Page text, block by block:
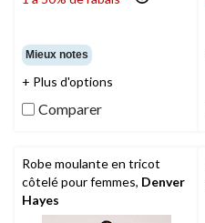
Mieux notes
+ Plus d'options
Comparer
Robe moulante en tricot
côtelé pour femmes, Denver
Hayes